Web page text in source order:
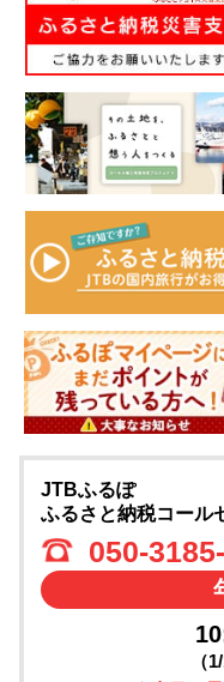
JTBふるぽ
ふるさと納税コール
050-
（